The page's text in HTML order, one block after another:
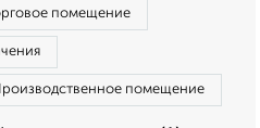
помещение
помещение